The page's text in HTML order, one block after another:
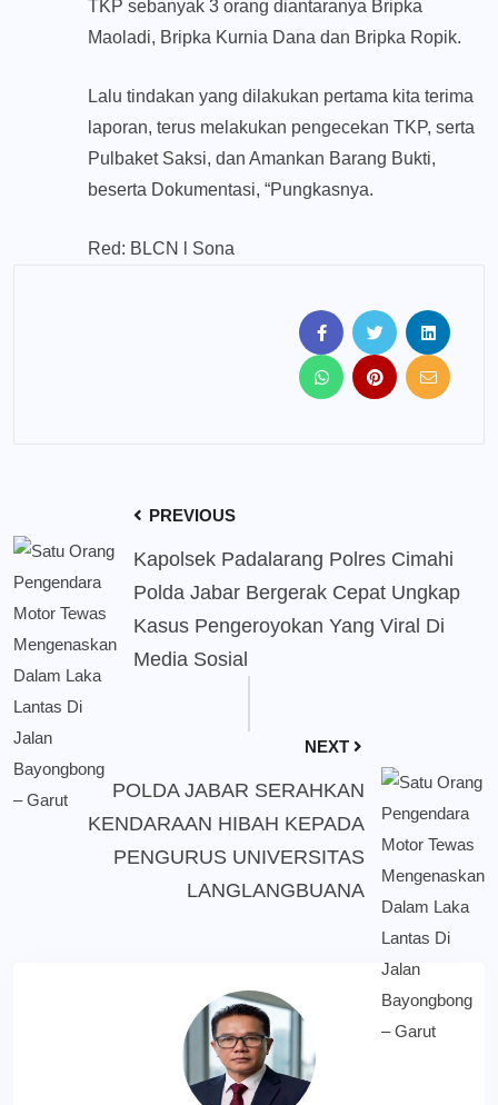
TKP sebanyak 3 orang diantaranya Bripka
Maoladi, Bripka Kurnia Dana dan Bripka Ropik.
Lalu tindakan yang dilakukan pertama kita terima
laporan, terus melakukan pengecekan TKP, serta
Pulbaket Saksi, dan Amankan Barang Bukti,
beserta Dokumentasi, “Pungkasnya.
Red: BLCN l Sona
PREVIOUS
Kapolsek Padalarang Polres Cimahi
Polda Jabar Bergerak Cepat Ungkap
Kasus Pengeroyokan Yang Viral Di
Media Sosial
NEXT
POLDA JABAR SERAHKAN
KENDARAAN HIBAH KEPADA
PENGURUS UNIVERSITAS
LANGLANGBUANA